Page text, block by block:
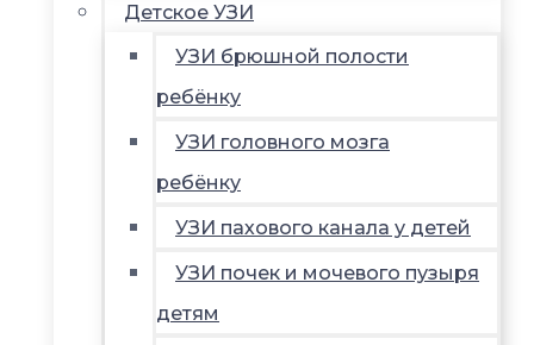
Детское УЗИ
УЗИ брюшной полости
ребёнку
УЗИ головного мозга
ребёнку
УЗИ пахового канала у детей
УЗИ почек и мочевого пузыря
детям